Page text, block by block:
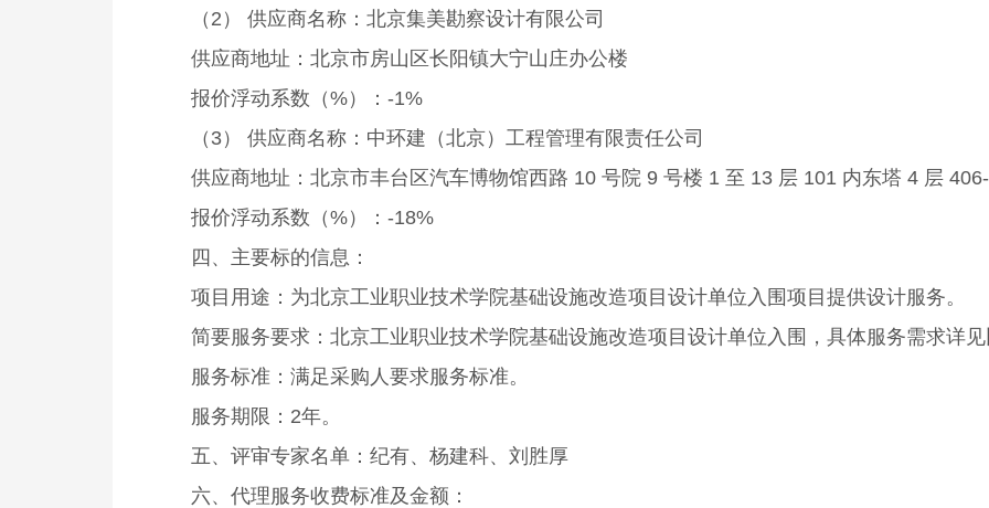
（2） 供应商名称：北京集美勘察设计有限公司
供应商地址：北京市房山区长阳镇大宁山庄办公楼
报价浮动系数（%）：-1%
（3） 供应商名称：中环建（北京）工程管理有限责任公司
供应商地址：北京市丰台区汽车博物馆西路 10 号院 9 号楼 1 至 13 层 101 内东塔 4 层
报价浮动系数（%）：-18%
四、主要标的信息：
项目用途：为北京工业职业技术学院基础设施改造项目设计单位入围项目提供设计服务。
简要服务要求：北京工业职业技术学院基础设施改造项目设计单位入围，具体服务需求详
服务标准：满足采购人要求服务标准。
服务期限：2年。
五、评审专家名单：纪有、杨建科、刘胜厚
六、代理服务收费标准及金额：